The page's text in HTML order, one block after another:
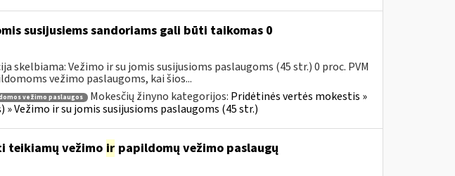
susijusiems sandoriams gali būti taikomas 0
skelbiama: Vežimo ir su jomis susijusioms paslaugoms (45 str.) 0 proc. PVM
vežimo paslaugoms, kai šios...
vežimo paslaugos Mokesčių žinyno kategorijos: Pridėtinės vertės mokestis »
» Vežimo ir su jomis susijusioms paslaugoms (45 str.)
teikiamų vežimo irpapildomų vežimo paslaugų